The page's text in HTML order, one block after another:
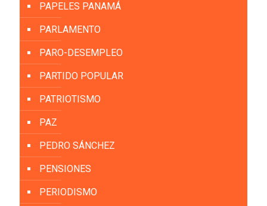
PAPELES PANAMÁ
PARLAMENTO
PARO-DESEMPLEO
PARTIDO POPULAR
PATRIOTISMO
PAZ
PEDRO SÁNCHEZ
PENSIONES
PERIODISMO